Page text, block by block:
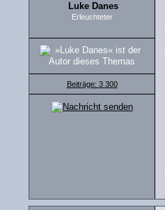
Luke Danes
Erleuchteter
Beiträge: 3 300